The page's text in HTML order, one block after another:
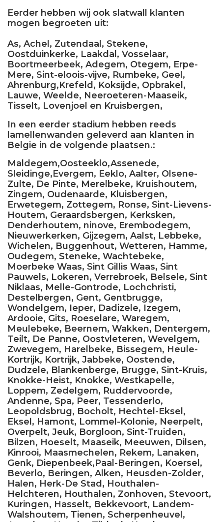
Eerder hebben wij ook slatwall klanten
mogen begroeten uit:
As, Achel, Zutendaal, Stekene,
Oostduinkerke, Laakdal, Vosselaar,
Boortmeerbeek, Adegem, Otegem, Erpe-
Mere, Sint-eloois-vijve, Rumbeke, Geel,
Ahrenburg,Krefeld, Koksijde, Opbrakel,
Lauwe, Weelde, Neeroeteren-Maaseik,
Tisselt, Lovenjoel en Kruisbergen,
In een eerder stadium hebben reeds
lamellenwanden geleverd aan klanten in
Belgie in de volgende plaatsen.:
Maldegem,Oosteeklo,Assenede,
Sleidinge,Evergem, Eeklo, Aalter, Olsene-
Zulte, De Pinte, Merelbeke, Kruishoutem,
Zingem, Oudenaarde, Kluisbergen,
Erwetegem, Zottegem, Ronse, Sint-Lievens-
Houtem, Geraardsbergen, Kerksken,
Denderhoutem, ninove, Erembodegem,
Nieuwerkerken, Gijzegem, Aalst, Lebbeke,
Wichelen, Buggenhout, Wetteren, Hamme,
Oudegem, Steneke, Wachtebeke,
Moerbeke Waas, Sint Gillis Waas, Sint
Pauwels, Lokeren, Verrebroek, Belsele, Sint
Niklaas, Melle-Gontrode, Lochchristi,
Destelbergen, Gent, Gentbrugge,
Wondelgem, Ieper, Dadizele, Izegem,
Ardooie, Gits, Roeselare, Waregem,
Meulebeke, Beernem, Wakken, Dentergem,
Teilt, De Panne, Oostvleteren, Wevelgem,
Zwevegem, Harelbeke, Bissegem, Heule-
Kortrijk, Kortrijk, Jabbeke, Oostende,
Dudzele, Blankenberge, Brugge, Sint-Kruis,
Knokke-Heist, Knokke, Westkapelle,
Loppem, Zedelgem, Ruddervoorde,
Andenne, Spa, Peer, Tessenderlo,
Leopoldsbrug, Bocholt, Hechtel-Eksel,
Eksel, Hamont, Lommel-Kolonie, Neerpelt,
Overpelt, Jeuk, Borgloon, Sint-Truiden,
Bilzen, Hoeselt, Maaseik, Meeuwen, Dilsen,
Kinrooi, Maasmechelen, Rekem, Lanaken,
Genk, Diepenbeek,Paal-Beringen, Koersel,
Beverlo, Beringen, Alken, Heusden-Zolder,
Halen, Herk-De Stad, Houthalen-
Helchteren, Houthalen, Zonhoven, Stevoort,
Kuringen, Hasselt, Bekkevoort, Landem-
Walshoutem, Tienen, Scherpenheuvel,